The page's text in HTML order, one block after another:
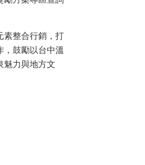
素整合行銷，打
，鼓勵以台中溫
魅力與地方文